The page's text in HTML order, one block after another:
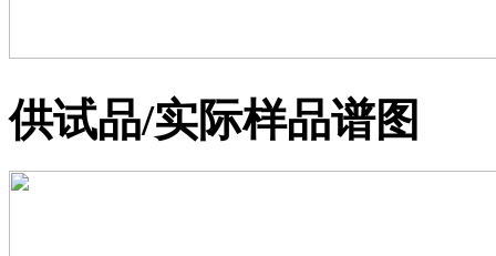
供试品/实际样品谱图